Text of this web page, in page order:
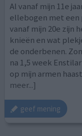
Al vanaf mijn 11e
ellebogen met een
vanaf mijn 20e zijn
knieën en wat
de onderbenen.
na 1,5 week
op mijn armen
meer...]
geef mening